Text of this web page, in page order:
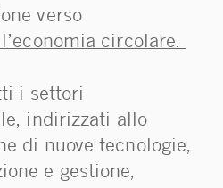
verso
circolare.
i settori
indirizzati allo
di nuove tecnologie,
e gestione,